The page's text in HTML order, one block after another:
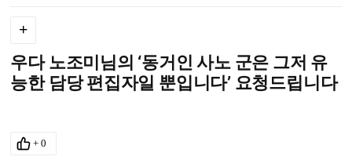
+
우다 노조미님의 ‘동거인 사노 군은 그저 유
능한 담당 편집자일 뿐입니다’ 요청드립니다
+ 0